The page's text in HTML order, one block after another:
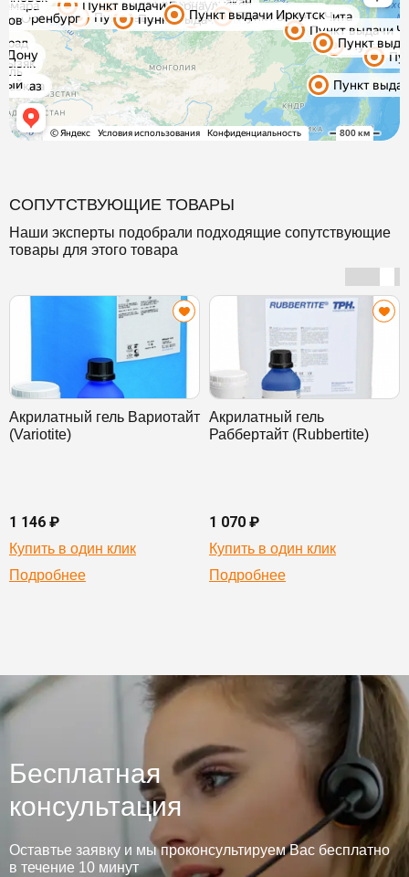
СОПУТСТВУЮЩИЕ ТОВАРЫ
Наши эксперты подобрали подходящие сопутствующие
товары для этого товара
Акрилатный гель Вариотайт
(Variotite)
1 146 ₽
Купить в один клик
Подробнее
Акрилатный гель
Раббертайт (Rubbertite)
1 070 ₽
Купить в один клик
Подробнее
Бесплатная
консультация
Оставтье заявку и мы проконсультируем Вас бесплатно
в течение 10 минут